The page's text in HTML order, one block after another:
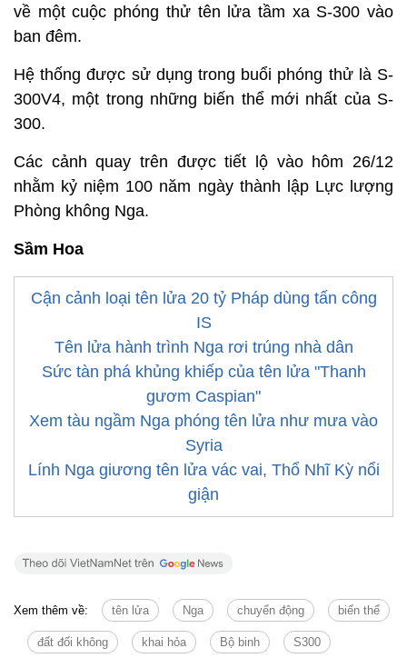
về một cuộc phóng thử tên lửa tầm xa S-300 vào
ban đêm.
Hệ thống được sử dụng trong buổi phóng thử là S-
300V4, một trong những biến thể mới nhất của S-
300.
Các cảnh quay trên được tiết lộ vào hôm 26/12
nhằm kỷ niệm 100 năm ngày thành lập Lực lượng
Phòng không Nga.
Sầm Hoa
Cận cảnh loại tên lửa 20 tỷ Pháp dùng tấn công
IS
Tên lửa hành trình Nga rơi trúng nhà dân
Sức tàn phá khủng khiếp của tên lửa "Thanh
gươm Caspian"
Xem tàu ngầm Nga phóng tên lửa như mưa vào
Syria
Lính Nga giương tên lửa vác vai, Thổ Nhĩ Kỳ nổi
giận
Xem thêm về: tên lửa Nga chuyển động biến thể
đất đối không khai hỏa Bộ binh S300